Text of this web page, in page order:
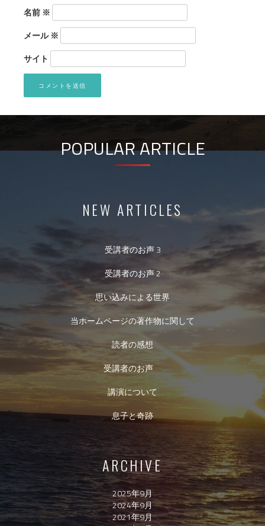
名前 ※
メール※
サイト
POPULAR ARTICLE
NEW ARTICLES
受講者のお声 3
受講者のお声 2
思い込みによる世界
当ホームページの著作物に関して
読者の感想
受講者のお声
講演について
息子と奇跡
ARCHIVE
2025年9月
2024年9月
2021年9月